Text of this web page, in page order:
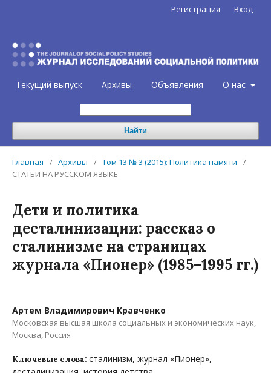
Текущий выпуск Архивы Объявления О нас
Найти
Регистрация Вход
Главная / Архивы / Том 13 № 3 (2015): Политика памяти
/
СТАТЬИ НА РУССКОМ ЯЗЫКЕ
Дети и политика
десталинизации: рассказ о
сталинизме на страницах
журнала «Пионер» (1985–1995 гг.)
Артем Владимирович Кравченко
Московская высшая школа социальных и экономических наук,
Москва, Россия
Ключевые слова: сталинизм, журнал «Пионер»,